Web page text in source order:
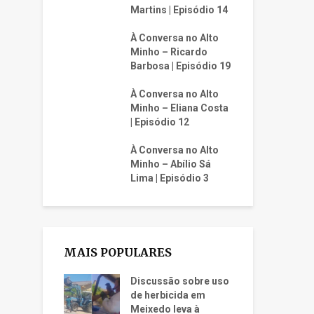
Martins | Episódio 14
À Conversa no Alto
Minho – Ricardo
Barbosa | Episódio 19
À Conversa no Alto
Minho – Eliana Costa
| Episódio 12
À Conversa no Alto
Minho – Abílio Sá
Lima | Episódio 3
MAIS POPULARES
Discussão sobre uso
de herbicida em
Meixedo leva à